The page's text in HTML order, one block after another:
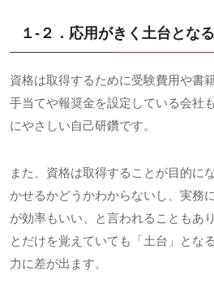
１-２．応用がきく土台とな
資格は取得するために受験費用や書
手当てや報奨金を設定している会社
にやさしい自己研鑽です。
また、資格は取得することが目的に
かせるかどうかわからないし、実務
が効率もいい、と言われることもあ
とだけを覚えていても「土台」とな
力に差が出ます。